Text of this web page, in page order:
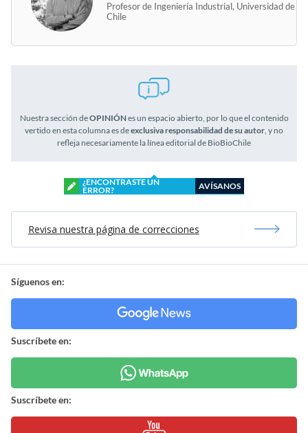
Profesor de Ingeniería Industrial, Universidad de
Chile
Nuestra sección deOPINIÓNes un espacio abierto, por lo que el contenido
vertido en esta columna es deexclusiva responsabilidad de su autor , y no
refleja necesariamente la línea editorial de BioBioChile
¿ENCONTRASTE UN
ERROR?
AVÍSANOS
Revisa nuestra página de correcciones
Síguenos en:
Suscríbete en:
Suscríbete en: